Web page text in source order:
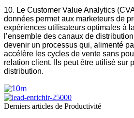
10. Le Customer Value Analytics
données permet aux marketeurs de
expériences utilisateurs optimales à
l’ensemble des canaux de
devenir un processus qui, alimenté
accélère les cycles de vente sans
relation client. Ils peut être utilisé sur
distribution.
Derniers articles de Productivité